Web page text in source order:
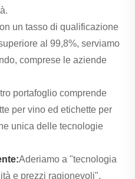
un tasso di qualificazione
al 99,8%, serviamo
comprese le aziende
portafoglio comprende
per vino ed etichette per
unica delle tecnologie
Aderiamo a "tecnologia
e prezzi ragionevoli",